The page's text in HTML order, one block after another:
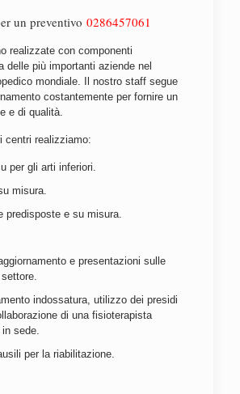
un preventivo 0286457061
realizzate con componenti
delle più importanti aziende nel
mondiale. Il nostro staff segue
costantemente per fornire un
e di qualità.
centri realizziamo:
per gli arti inferiori.
misura.
predisposte e su misura.
e presentazioni sulle
indossatura, utilizzo dei presidi
di una fisioterapista
sede.
per la riabilitazione.